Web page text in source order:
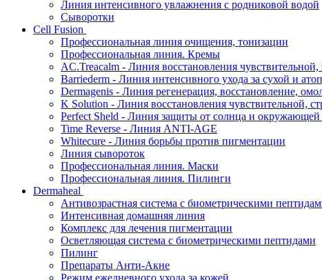
Линия интенсивного увлажнения с родниковой водой
Сыворотки
Cell Fusion
Профессиональная линия очищения, тонизации
Профессиональная линия. Кремы
AC.Treacalm - Линия восстановления
Barriederm - Линия интенсивного ухода за сухой и
Dermagenis - Линия регенерация, восстановление,
K Solution - Линия восстановления чувствительной,
Perfect Sheld - Линия защиты от солнца и окружающей
Time Reverse - Линия ANTI-AGE
Whitecure - Линия борьбы против пигментации
Линия сывороток
Профессиональная линия. Маски
Профессиональная линия. Пилинги
Dermaheal
Антивозрастная система с биометрическими
Интенсивная домашняя линия
Комплекс для лечения пигментации
Осветляющая система с биометрическими пептидами
Пилинг
Препараты Анти-Акне
Режим ежедневного ухода за кожей